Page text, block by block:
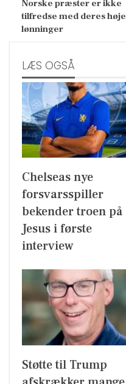
Norske præster er ikke
tilfredse med deres høje
lønninger
LÆS OGSÅ
Chelseas nye
forsvarsspiller
bekender troen på
Jesus i første
interview
Støtte til Trump